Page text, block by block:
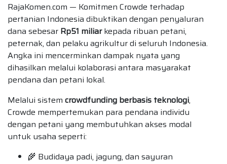
RajaKomen.com — Komitmen Crowde terhadap
pertanian Indonesia dibuktikan dengan penyaluran
dana sebesar Rp51 miliarkepada ribuan petani,
peternak, dan pelaku agrikultur di seluruh Indonesia.
Angka ini mencerminkan dampak nyata yang
dihasilkan melalui kolaborasi antara masyarakat
pendana dan petani lokal.
Melalui sistem crowdfunding berbasis teknologi,
Crowde mempertemukan para pendana individu
dengan petani yang membutuhkan akses modal
untuk usaha seperti:
🌾 Budidaya padi, jagung, dan sayuran